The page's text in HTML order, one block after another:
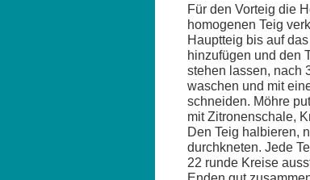
Für den Vorteig die
homogenen Teig
Hauptteig bis auf
hinzufügen und den
stehen lassen, nach
waschen und mit
schneiden. Möhre
mit Zitronenschale,
Den Teig halbieren,
durchkneten. Jede
22 runde Kreise